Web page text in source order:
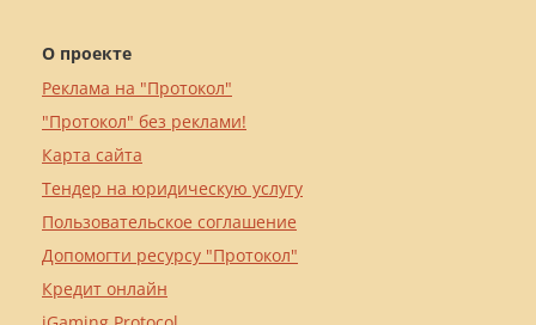
О проекте
Реклама на "Протокол"
"Протокол" без реклами!
Карта сайта
Тендер на юридическую услугу
Пользовательское соглашение
Допомогти ресурсу "Протокол"
Кредит онлайн